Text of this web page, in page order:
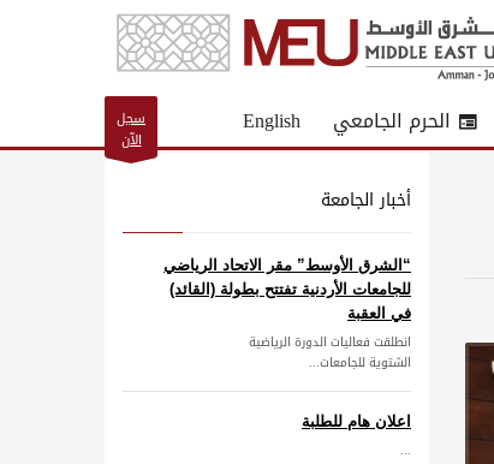
الحرم الجامعي English
سجل
الآن
أخبار الجامعة
“الشرق الأوسط” مقر الاتحاد الرياضي
للجامعات الأردنية تفتتح بطولة (القائد)
في العقبة
انطلقت فعاليات الدورة الرياضية
الشتوية للجامعات...
اعلان هام للطلبة
...